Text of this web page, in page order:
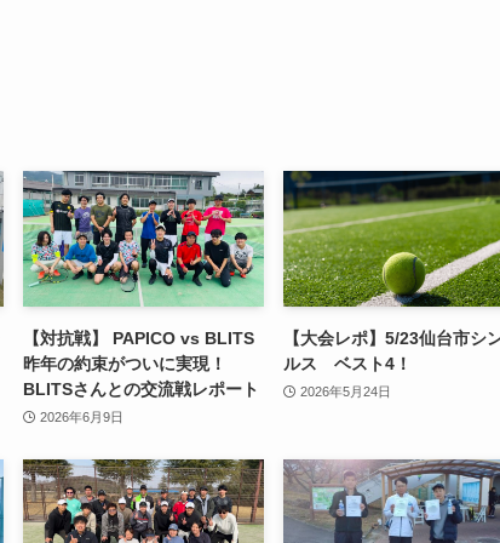
【対抗戦】 PAPICO vs BLITS
昨年の約束がついに実現！
BLITSさんとの交流戦レポート
2026年6月9日
【大会レポ】5/23仙台市シ
ルス ベスト4！
2026年5月24日